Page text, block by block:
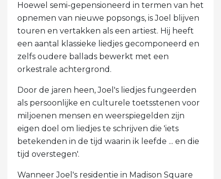
Hoewel semi-gepensioneerd in termen van het
opnemen van nieuwe popsongs, is Joel blijven
touren en vertakken als een artiest. Hij heeft
een aantal klassieke liedjes gecomponeerd en
zelfs oudere ballads bewerkt met een
orkestrale achtergrond.
Door de jaren heen, Joel's liedjes fungeerden
als persoonlijke en culturele toetsstenen voor
miljoenen mensen en weerspiegelden zijn
eigen doel om liedjes te schrijven die 'iets
betekenden in de tijd waarin ik leefde ... en die
tijd overstegen'.
Wanneer Joel's residentie in Madison Square